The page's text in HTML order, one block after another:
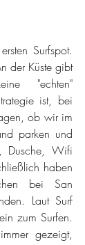
Surfspot.
der Küste gibt
"echten"
ist, bei
ob wir im
parken und
Dusche, Wifi
haben
bei San
Laut Surf
zum Surfen.
gezeigt,